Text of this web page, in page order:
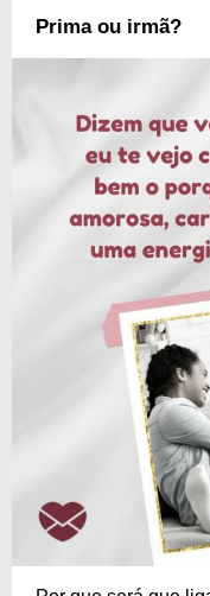
Prima ou irmã?